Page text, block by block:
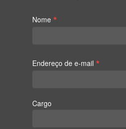
Nome *
Endereço de e-mail *
Cargo